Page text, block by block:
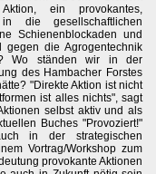
ein provokantes,
in die gesellschaftlichen
Schienenblockaden und
gegen die Agrogentechnik
Wo ständen wir in der
des Hambacher Forstes
"Direkte Aktion ist nicht
ist alles nichts", sagt
selbst aktiv und als
Buches "Provoziert!"
in der strategischen
Vortrag/Workshop zum
provokante Aktionen